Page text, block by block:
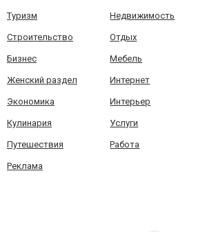
Туризм Недвижимость
Строительство Отдых
Бизнес Мебель
Женский раздел Интернет
Экономика Интерьер
Кулинария Услуги
Путешествия Работа
Реклама